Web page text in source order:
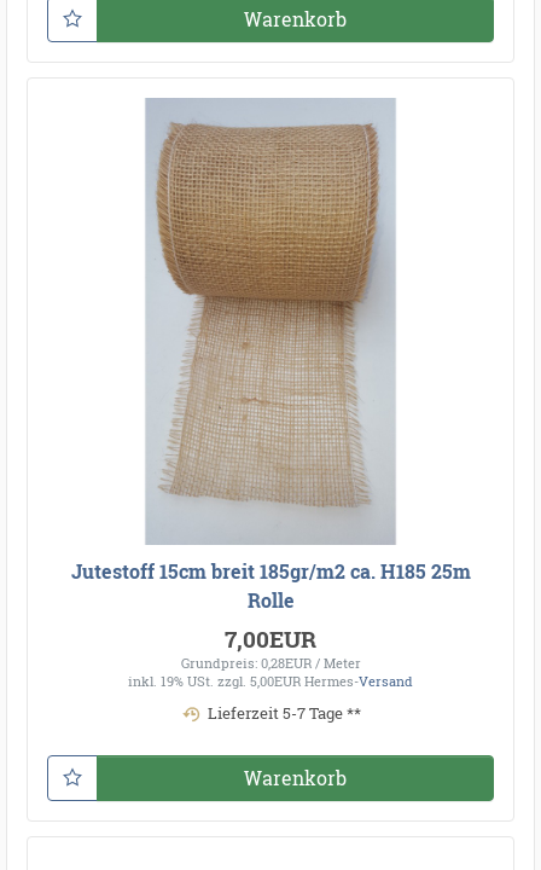
Warenkorb
Jutestoff 15cm breit 185gr/m2 ca. H185 25m
Rolle
7,00EUR
Grundpreis: 0,28EUR / Meter
inkl. 19% USt. zzgl. 5,00EUR Hermes-Versand
Lieferzeit 5-7 Tage **
Warenkorb